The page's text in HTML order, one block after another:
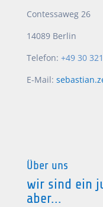
Contessaweg 26
14089 Berlin
Telefon: +49 30
E-Mail:
Über uns
wir sind ein
aber...